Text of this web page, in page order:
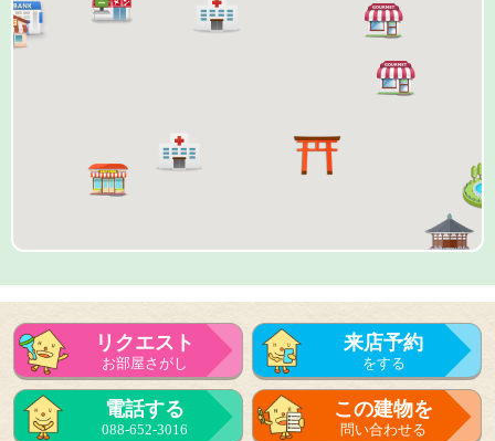
リクエスト
お部屋さがし
来店予約
をする
来店予約
をする
電話する
088-652-3016
この建物を
問い合わせる